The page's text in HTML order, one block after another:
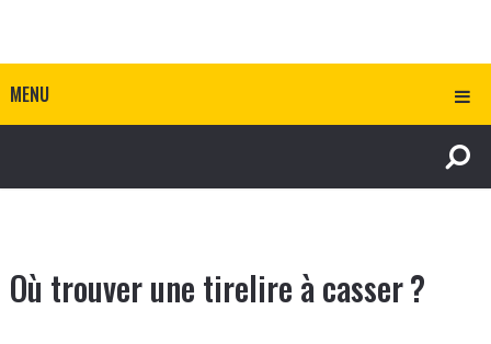
MENU
Où trouver une tirelire à casser ?